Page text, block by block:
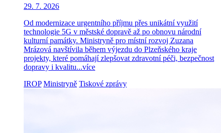
29. 7. 2026
Od modernizace urgentního příjmu přes unikátní využití
technologie 5G v městské dopravě až po obnovu národní
kulturní památky. Ministryně pro místní rozvoj Zuzana
Mrázová navštívila během výjezdu do Plzeňského kraje
projekty, které pomáhají zlepšovat zdravotní péči, bezpečnost
dopravy i kvalitu...více
IROP Ministryně Tiskové zprávy